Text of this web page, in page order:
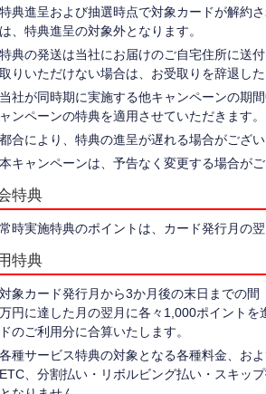
特典進呈および抽選時点で対象カードが解約
は、特典進呈の対象外となります。
特典の発送は当社にお届けのご自宅住所に送
取りいただけない場合は、お受取りを辞退し
当社が同時期に実施する他キャンペーンの期
ャンペーンの特典を適用させていただきます。
都合により、特典の進呈が遅れる場合がござい
本キャンペーンは、予告なく変更する場合がご
特典
常時実施特典のポイントは、カード発行月の翌
特典
対象カード発行月から3か月後の末日までの
万円に達した月の翌月に各々1,000ポイント
ドのご利用分に合算いたします。
各種サービス特典の対象となる各種料金、お
ETC、分割払い・リボルビング払い・スキッ